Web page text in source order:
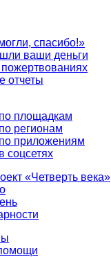
спасибо!»
ваши деньги
пожертвованиях
отчеты
площадкам
регионам
приложениям
соцсетях
«Четверть века»